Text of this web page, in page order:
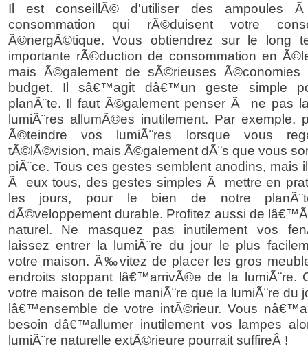
Il est conseillÃ© d'utiliser des ampoules
consommation qui rÃ©duisent votre
Ã©nergÃ©tique. Vous obtiendrez sur le long
importante rÃ©duction de consommation en
mais Ã©galement de sÃ©rieuses Ã©conomies
budget. Il sâ€™agit dâ€™un geste simple
planÃ¨te. Il faut Ã©galement penser Ã ne pas
lumiÃ¨res allumÃ©es inutilement. Par exemple,
Ã©teindre vos lumiÃ¨res lorsque vous
tÃ©lÃ©vision, mais Ã©galement dÃ¨s que vous
piÃ¨ce. Tous ces gestes semblent anodins, mais
Ã eux tous, des gestes simples Ã mettre en
les jours, pour le bien de notre
dÃ©veloppement durable. Profitez aussi de
naturel. Ne masquez pas inutilement vos
laissez entrer la lumiÃ¨re du jour le plus
votre maison. Ã‰vitez de placer les gros
endroits stoppant lâ€™arrivÃ©e de la lumiÃ¨re.
votre maison de telle maniÃ¨re que la lumiÃ¨re du
lâ€™ensemble de votre intÃ©rieur. Vous
besoin dâ€™allumer inutilement vos lampes
lumiÃ¨re naturelle extÃ©rieure pourrait suffireÂ !